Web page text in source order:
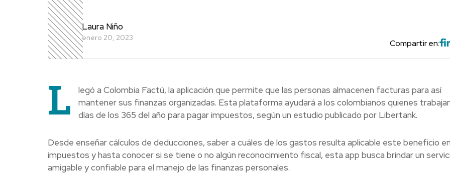
Laura Niño
enero 20, 2023
Compartir en:
L
legó a Colombia Factú, la aplicación que permite que las personas almacenen facturas para así
mantener sus finanzas organizadas. Esta plataforma ayudará a los colombianos quienes
días de los 365 del año para pagar impuestos, según un estudio publicado por Libertank.
Desde enseñar cálculos de deducciones, saber a cuáles de los gastos resulta aplicable este beneficio en
impuestos y hasta conocer si se tiene o no algún reconocimiento fiscal, esta app busca brindar un
amigable y confiable para el manejo de las finanzas personales.